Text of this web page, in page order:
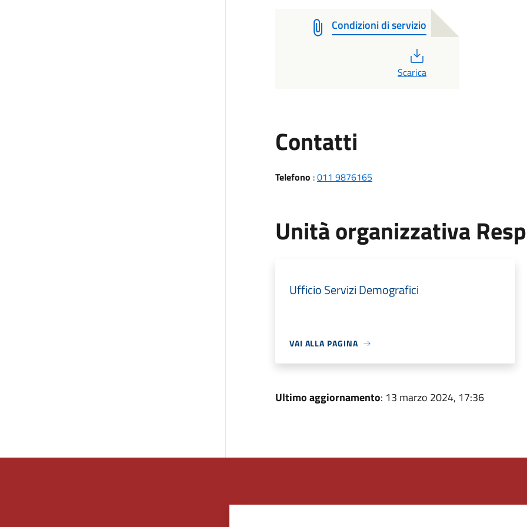
Condizioni di servizio
Scarica
Contatti
Telefono :011 9876165
Unità organizzativa
Ufficio Servizi Demografici
VAI ALLA PAGINA
Ultimo aggiornamento: 13 marzo 2024, 17:36